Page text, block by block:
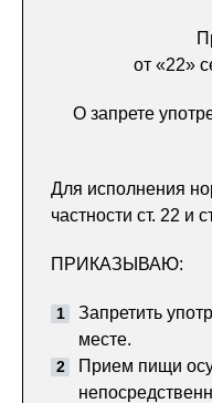
от «22»
О запрете
Для исполнения
частности ст. 22 и
ПРИКАЗЫВАЮ:
Запретить
месте.
Прием пищи